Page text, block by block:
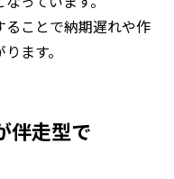
ことで納期遅れや作
ます。
伴走型で